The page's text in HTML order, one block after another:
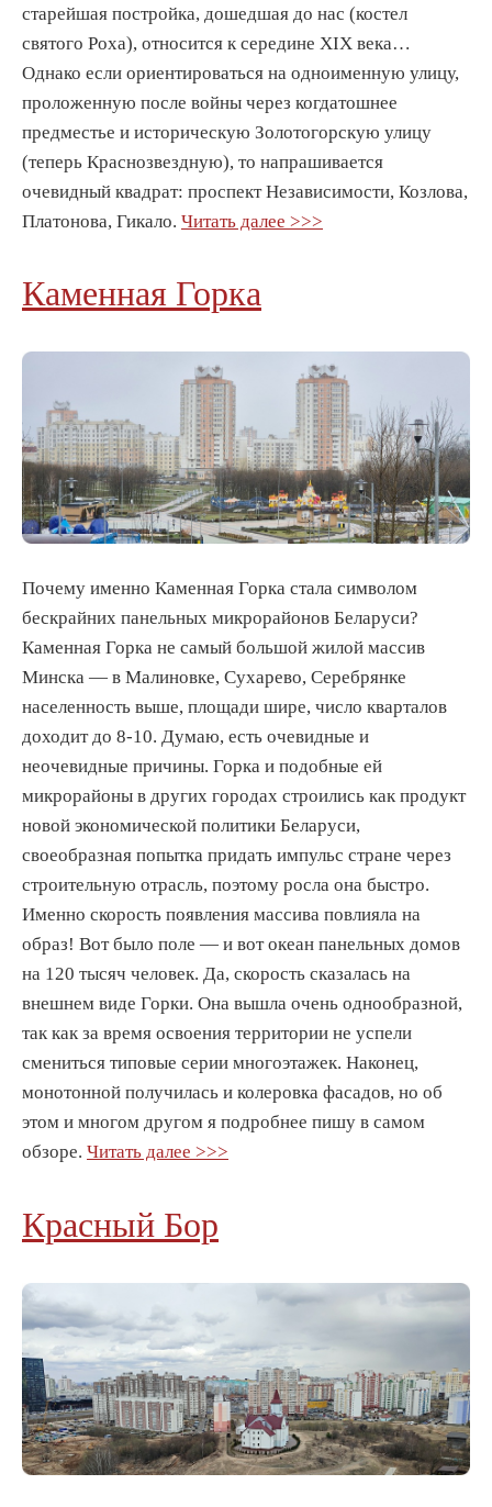
старейшая постройка, дошедшая до нас (костел
святого Роха), относится к середине XIX века…
Однако если ориентироваться на одноименную улицу,
проложенную после войны через когдатошнее
предместье и историческую Золотогорскую улицу
(теперь Краснозвездную), то напрашивается
очевидный квадрат: проспект Независимости, Козлова,
Платонова, Гикало. Читать далее >>>
Каменная Горка
Почему именно Каменная Горка стала символом
бескрайних панельных микрорайонов Беларуси?
Каменная Горка не самый большой жилой массив
Минска — в Малиновке, Сухарево, Серебрянке
населенность выше, площади шире, число кварталов
доходит до 8-10. Думаю, есть очевидные и
неочевидные причины. Горка и подобные ей
микрорайоны в других городах строились как продукт
новой экономической политики Беларуси,
своеобразная попытка придать импульс стране через
строительную отрасль, поэтому росла она быстро.
Именно скорость появления массива повлияла на
образ! Вот было поле — и вот океан панельных домов
на 120 тысяч человек. Да, скорость сказалась на
внешнем виде Горки. Она вышла очень однообразной,
так как за время освоения территории не успели
смениться типовые серии многоэтажек. Наконец,
монотонной получилась и колеровка фасадов, но об
этом и многом другом я подробнее пишу в самом
обзоре. Читать далее >>>
Красный Бор